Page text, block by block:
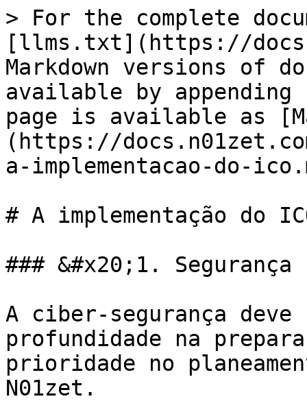
> For the complete
[llms.txt](https://
Markdown versions of
available by
page is available as
(https://
a-implementacao-do-
# A implementação do
### &#x20;1. Segurança
A ciber-segurança deve
profundidade na
prioridade no
N01zet.